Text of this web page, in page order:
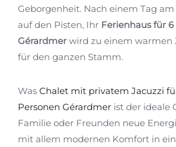
Geborgenheit. Nach einem Tag am
auf den Pisten, Ihr Ferienhaus für
Gérardmer wird zu einem warmen
für den ganzen Stamm.
Was Chalet mit privatem Jacuzzi
Personen Gérardmer ist der ideale
Familie oder Freunden neue
mit allem modernen Komfort in